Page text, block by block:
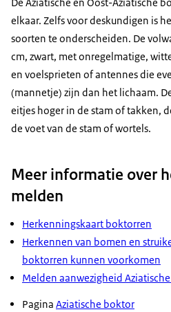
elkaar. Zelfs voor deskundigen is
soorten te onderscheiden. De
cm, zwart, met onregelmatige,
en voelsprieten of antennes die
(mannetje) zijn dan het lichaam.
eitjes hoger in de stam of takken,
de voet van de stam of wortels.
Meer informatie over
melden
Herkenningskaart boktorren
Herkennen van bomen en
boktorren kunnen voorkomen
Melden aanwezigheid
Pagina Aziatische boktor